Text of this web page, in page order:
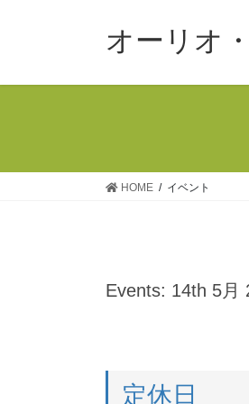
オーリオ
HOME イベント
Events: 14th 5月
定休日